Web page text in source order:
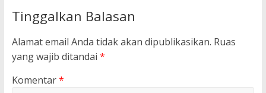
Tinggalkan Balasan
Alamat email Anda tidak akan dipublikasikan. Ruas
yang wajib ditandai *
Komentar*